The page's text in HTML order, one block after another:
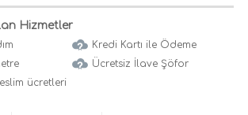
Hizmetler
Kredi Kartı ile Ödeme
Ücretsiz İlave Şöfor
ücretleri